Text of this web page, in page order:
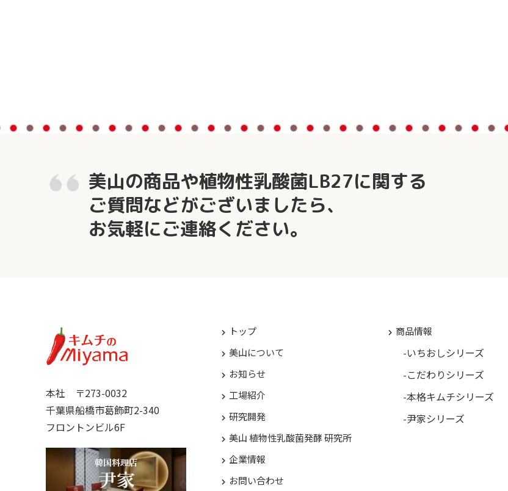
美山の商品や植物性乳酸菌LB27に関する
ご質問などがございましたら、
お気軽にご連絡ください。
本社 〒273-0032
千葉県船橋市葛飾町2-340
フロントンビル6F
トップ
美山について
お知らせ
工場紹介
研究開発
美山 植物性乳酸菌発酵 研究所
企業情報
お問い合わせ
商品情報
いちおしシリーズ
こだわりシリーズ
本格キムチシリーズ
尹家シリーズ